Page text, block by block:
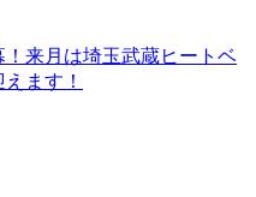
来月は埼玉武蔵ヒートベ
ます！